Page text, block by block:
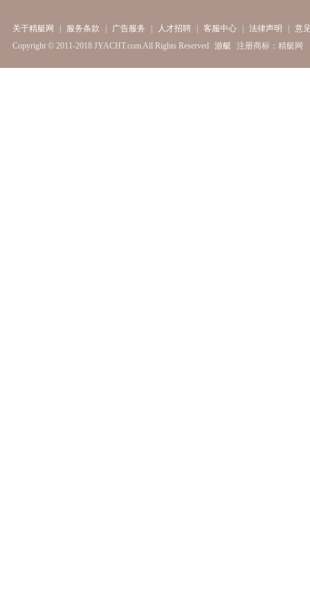
关于精艇网 服务条款 广告服务 人才招聘 客服中心 法律声明
意
Copyright © 2011-2018 JYACHT.com All Rights Reserved 游艇 注册商标：精艇网